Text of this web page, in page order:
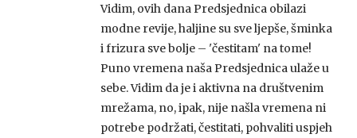
Vidim, ovih dana Predsjednica obilazi
modne revije, haljine su sve ljepše, šminka
i frizura sve bolje – 'čestitam' na tome!
Puno vremena naša Predsjednica ulaže u
sebe. Vidim da je i aktivna na društvenim
mrežama, no, ipak, nije našla vremena ni
potrebe podržati, čestitati, pohvaliti uspjeh